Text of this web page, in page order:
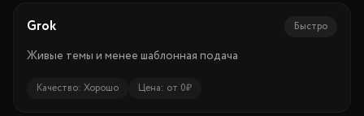
Grok Быстро
Живые темы и менее шаблонная подача
Качество: Хорошо Цена: от 0₽